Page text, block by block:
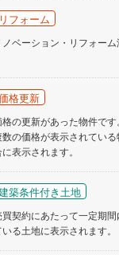
リフォーム
ノベーション・リフォー
格更新
の更新があった物件です。
数の価格が表示されてい
表示されます。
築条件付き土地
買契約にあたって一定期
る土地に表示されます。